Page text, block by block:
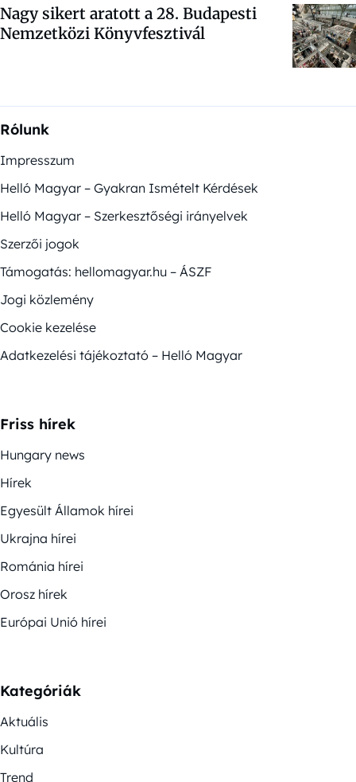
Nagy sikert aratott a 28. Budapesti
Nemzetközi Könyvfesztivál
Rólunk
Impresszum
Helló Magyar – Gyakran Ismételt Kérdések
Helló Magyar – Szerkesztőségi irányelvek
Szerzői jogok
Támogatás: hellomagyar.hu – ÁSZF
Jogi közlemény
Cookie kezelése
Adatkezelési tájékoztató – Helló Magyar
Friss hírek
Hungary news
Hírek
Egyesült Államok hírei
Ukrajna hírei
Románia hírei
Orosz hírek
Európai Unió hírei
Kategóriák
Aktuális
Kultúra
Trend